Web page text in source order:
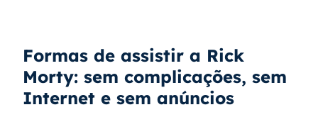
Formas de assistir a Rick
Morty: sem complicações, sem
Internet e sem anúncios